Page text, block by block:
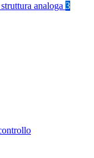
analoga 3